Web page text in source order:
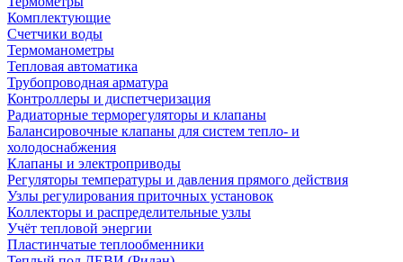
Комплектующие
Счетчики воды
Термоманометры
Тепловая автоматика
Трубопроводная арматура
Контроллеры и диспетчеризация
Радиаторные терморегуляторы и клапаны
Балансировочные клапаны для систем тепло- и
холодоснабжения
Клапаны и электроприводы
Регуляторы температуры и давления прямого действия
Узлы регулирования приточных установок
Коллекторы и распределительные узлы
Учёт тепловой энергии
Пластинчатые теплообменники